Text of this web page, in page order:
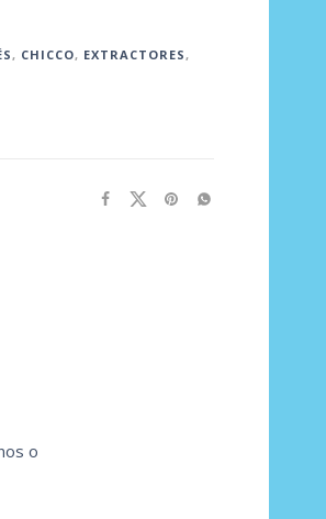
, CHICCO, EXTRACTORES,
o